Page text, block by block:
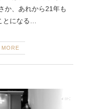
か、あれから21年も
とになる…
MORE